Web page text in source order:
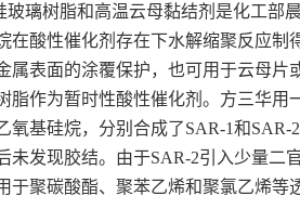
玻璃树脂和高温云母黏结剂是化工部
在酸性催化剂存在下水解缩聚反应制
属表面的涂覆保护，也可用于云母
脂作为暂时性酸性催化剂。方三华
氧基硅烷，分别合成了SAR-1和
未发现胶结。由于SAR-2引入少量
于聚碳酸酯、聚苯乙烯和聚氯乙烯